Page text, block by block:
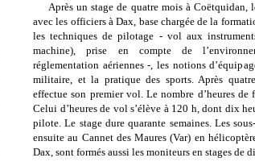
Après un stage de quatre mois à Coëtquidan,
avec les officiers à Dax, base chargée de la
les techniques de pilotage - vol aux
machine), prise en compte de
réglementation aériennes -, les notions
militaire, et la pratique des sports. Après
effectue son premier vol. Le nombre d’heures
Celui d’heures de vol s’élève à 120 h, dont dix
pilote. Le stage dure quarante semaines. Les
ensuite au Cannet des Maures (Var) en
Dax, sont formés aussi les moniteurs en stages de